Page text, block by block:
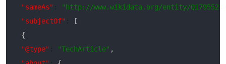
"sameAs"
"http://www.wikidata.org/entity/Q179552"
"subjectOf"
[
{
"@type"
"TechArticle" ,